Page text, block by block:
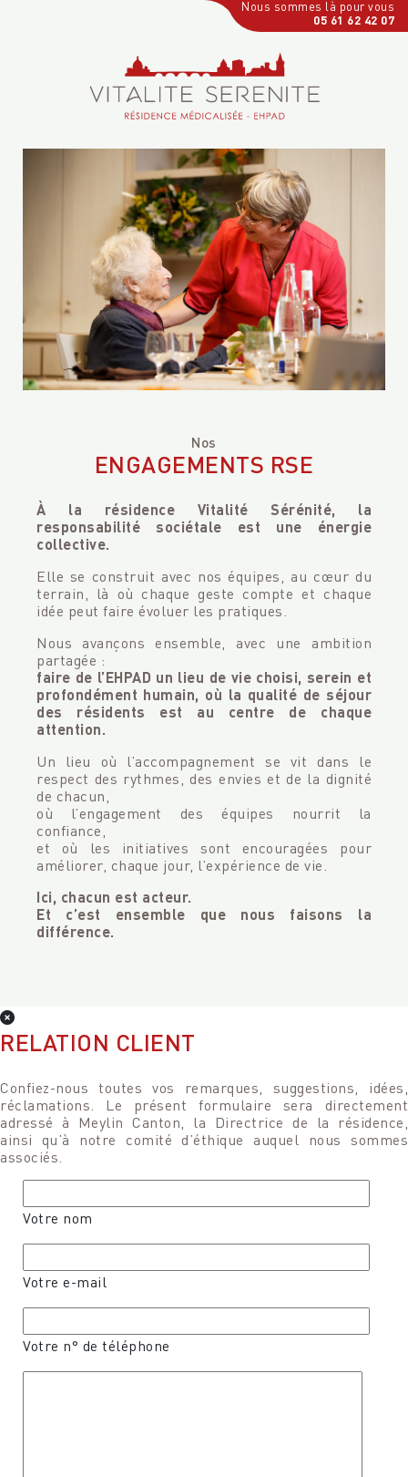
Nous sommes là pour vous
05 61 62 42 07
Nos
ENGAGEMENTS RSE
À la résidence Vitalité Sérénité, la
responsabilité sociétale est une énergie
collective.
Elle se construit avec nos équipes, au cœur du
terrain, là où chaque geste compte et chaque
idée peut faire évoluer les pratiques.
Nous avançons ensemble, avec une ambition
partagée :
faire de l’EHPAD un lieu de vie choisi, serein et
profondément humain, où la qualité de séjour
des résidents est au centre de chaque
attention.
Un lieu où l’accompagnement se vit dans le
respect des rythmes, des envies et de la dignité
de chacun,
où l’engagement des équipes nourrit la
confiance,
et où les initiatives sont encouragées pour
améliorer, chaque jour, l’expérience de vie.
Ici, chacun est acteur.
Et c’est ensemble que nous faisons la
différence.
RELATION CLIENT
Confiez-nous toutes vos remarques, suggestions, idées,
réclamations. Le présent formulaire sera directement
adressé à Meylin Canton, la Directrice de la résidence,
ainsi qu’à notre comité d’éthique auquel nous sommes
associés.
Votre nom
Votre e-mail
Votre n° de téléphone